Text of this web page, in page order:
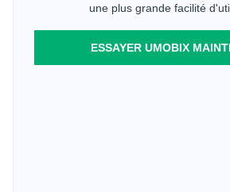
une plus grande facilité
ESSAYER UMOBIX